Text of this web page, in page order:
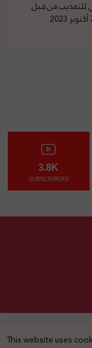
للتعذيب من قبل
3.8K
SUBSCRIBERS
This website uses